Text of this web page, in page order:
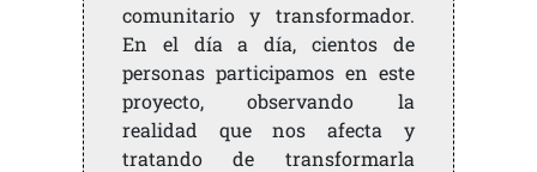
comunitario y transformador.
En el día a día, cientos de
personas participamos en este
proyecto, observando la
realidad que nos afecta y
tratando de transformarla